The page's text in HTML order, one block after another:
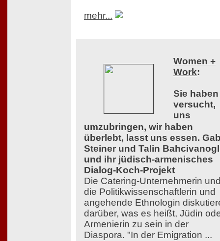
mehr...
Women +
Work:
Sie haben
versucht,
uns
umzubringen, wir haben
überlebt, lasst uns essen.
Steiner und Talin
und ihr jüdisch-armenisches
Dialog-Koch-Projekt
Die Catering-Unternehmerin
die Politikwissenschaftlerin und
angehende Ethnologin
darüber, was es heißt, Jüdin
Armenierin zu sein in der
Diaspora. "In der Emigration ...